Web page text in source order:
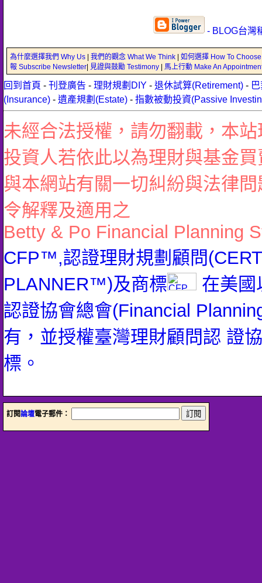
- BLOG台灣
為什麼選擇我們 Why Us 我們的觀念 What We Think 如何選擇 How To Choose
報 Subscribe Newsletter 見證與鼓勵 Testimony 馬上行動 Make An
回到首頁 - 刊登廣告 - 理財規劃DIY - 退休試算(Retirement) -
(Insurance) - 遺產規劃(Estate) - 指數被動投資(Passive
未經合法授權，請勿翻載，本
投資人若依此以為理財與基金
與本網站有關一切糾紛與法律
令解釋及適用之
Betty & Po Financial Planning
CFP™,認證理財規劃顧問
PLANNER™)及商標
在美國
認證協會總會(Financial
有，並授權臺灣理財顧問認 證
標。
訂閱論壇電子郵件：